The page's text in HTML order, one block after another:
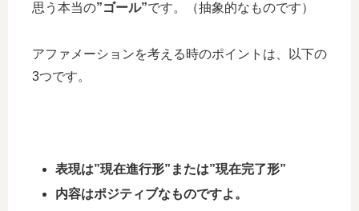
思う本当の”ゴール”です。（抽象的なものです）
アファメーションを考える時のポイントは、以下の
3つです。
表現は”現在進行形”または”現在完了形”
内容はポジティブなものですよ。